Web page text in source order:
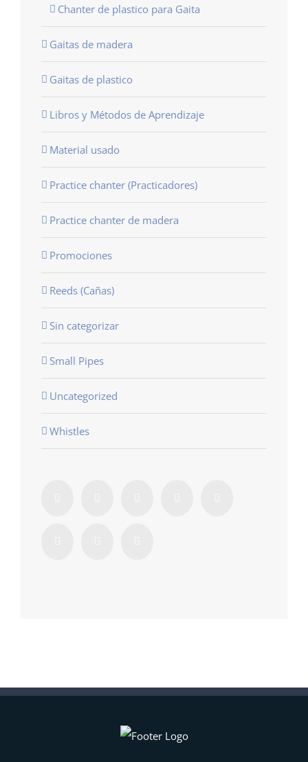
Chanter de plastico para Gaita
Gaitas de madera
Gaitas de plastico
Libros y Métodos de Aprendizaje
Material usado
Practice chanter (Practicadores)
Practice chanter de madera
Promociones
Reeds (Cañas)
Sin categorizar
Small Pipes
Uncategorized
Whistles